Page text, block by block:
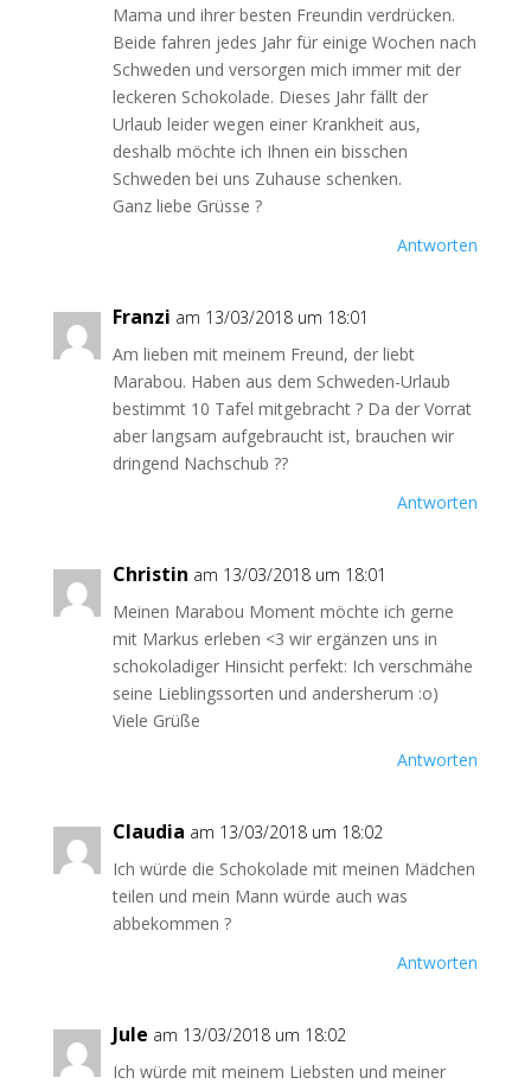
Mama und ihrer besten Freundin verdrücken.
Beide fahren jedes Jahr für einige Wochen nach
Schweden und versorgen mich immer mit der
leckeren Schokolade. Dieses Jahr fällt der
Urlaub leider wegen einer Krankheit aus,
deshalb möchte ich Ihnen ein bisschen
Schweden bei uns Zuhause schenken.
Ganz liebe Grüsse ?
Antworten
Franzi am 13/03/2018 um 18:01
Am lieben mit meinem Freund, der liebt
Marabou. Haben aus dem Schweden-Urlaub
bestimmt 10 Tafel mitgebracht ? Da der Vorrat
aber langsam aufgebraucht ist, brauchen wir
dringend Nachschub ??
Antworten
Christin am 13/03/2018 um 18:01
Meinen Marabou Moment möchte ich gerne
mit Markus erleben <3 wir ergänzen uns in
schokoladiger Hinsicht perfekt: Ich verschmähe
seine Lieblingssorten und andersherum :o)
Viele Grüße
Antworten
Claudia am 13/03/2018 um 18:02
Ich würde die Schokolade mit meinen Mädchen
teilen und mein Mann würde auch was
abbekommen ?
Antworten
Jule am 13/03/2018 um 18:02
Ich würde mit meinem Liebsten und meiner